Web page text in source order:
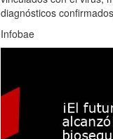
diagnósticos
Infobae